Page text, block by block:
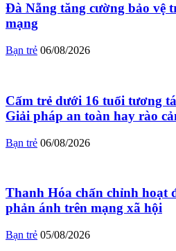
Đà Nẵng tăng cường bảo vệ
mạng
Bạn trẻ 06/08/2026
Cấm trẻ dưới 16 tuổi tương
Giải pháp an toàn hay rào
Bạn trẻ 06/08/2026
Thanh Hóa chấn chỉnh hoạt
phản ánh trên mạng xã hội
Bạn trẻ 05/08/2026